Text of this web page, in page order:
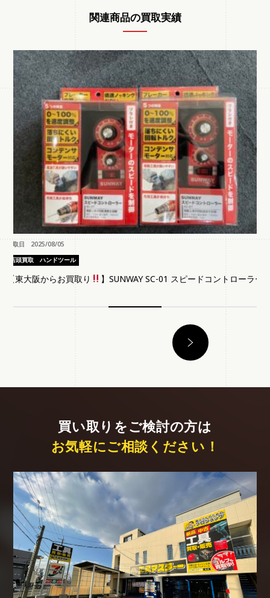
関連商品の買取実績
買取日 2025/08/05
店頭買取
ハンドツール
【東大阪からお買取り 】SUNWAY SC-01 スピードコントローラー
買い取りをご検討の方は
お気軽にご相談ください！